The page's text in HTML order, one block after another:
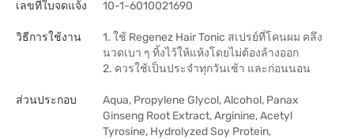
เลขที่ใบจดแจ้ง 10-1-6010021690
วิธีการใช้งาน
1. ใช้ Regenez Hair Tonic สเปรย์ที่โคนผม คลึง
นวดเบา ๆ ทิ้งไว้ให้แห้งโดยไม่ต้องล้างออก
2. ควรใช้เป็นประจำทุกวันเช้า และก่อนนอน
ส่วนประกอบ
Aqua, Propylene Glycol, Alcohol, Panax
Ginseng Root Extract, Arginine, Acetyl
Tyrosine, Hydrolyzed Soy Protein,